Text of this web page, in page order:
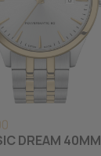
DREAM 40MM